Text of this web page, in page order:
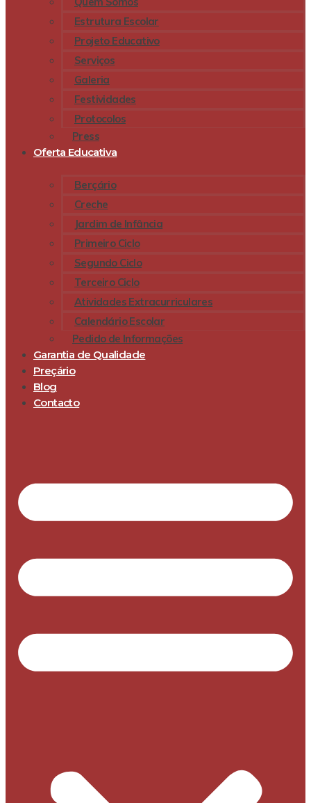
Estrutura Escolar
Projeto Educativo
Serviços
Galeria
Festividades
Protocolos
Press
Oferta Educativa
Berçário
Creche
Jardim de Infância
Primeiro Ciclo
Segundo Ciclo
Terceiro Ciclo
Atividades Extracurriculares
Calendário Escolar
Pedido de Informações
Garantia de Qualidade
Preçário
Blog
Contacto